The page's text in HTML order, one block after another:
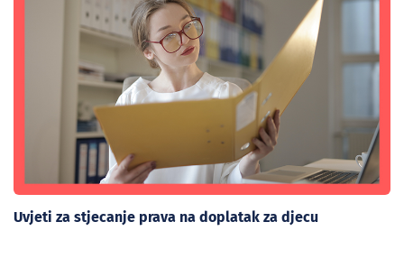
Uvjeti za stjecanje prava na doplatak za djecu